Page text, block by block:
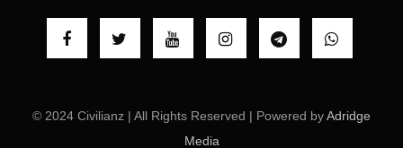
© 2024 Civilianz | All Rights Reserved | Powered byAdridge
Media